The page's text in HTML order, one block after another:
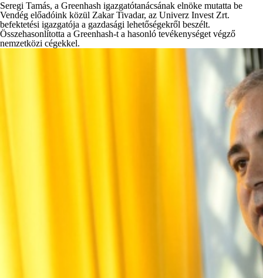
Seregi Tamás, a Greenhash igazgatótanácsának elnöke mutatta be
Vendég előadóink közül Zakar Tivadar, az Univerz Invest Zrt.
befektetési igazgatója a gazdasági lehetőségekről beszélt.
Összehasonlította a Greenhash-t a hasonló tevékenységet végző
nemzetközi cégekkel.